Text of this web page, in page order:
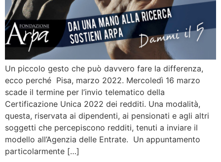
Un piccolo gesto che può davvero fare la differenza,
ecco perché Pisa, marzo 2022. Mercoledì 16 marzo
scade il termine per l’invio telematico della
Certificazione Unica 2022 dei redditi. Una modalità,
questa, riservata ai dipendenti, ai pensionati e agli altri
soggetti che percepiscono redditi, tenuti a inviare il
modello all’Agenzia delle Entrate. Un appuntamento
particolarmente […]